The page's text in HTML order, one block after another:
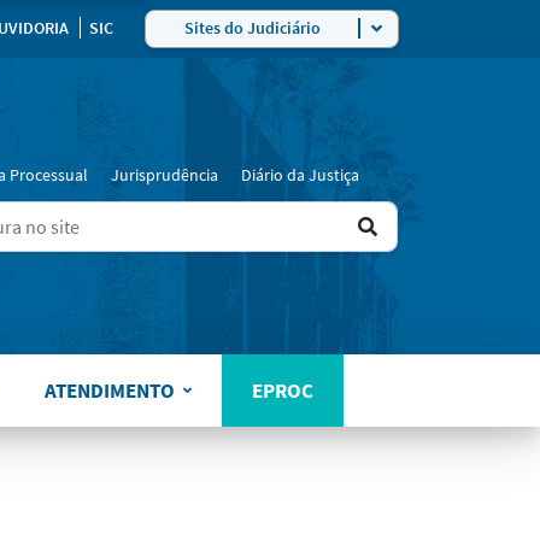
SIC Sites do Judiciário
Processual Jurisprudência Diário da Justiça
Ir
resultado
ATENDIMENTO EPROC